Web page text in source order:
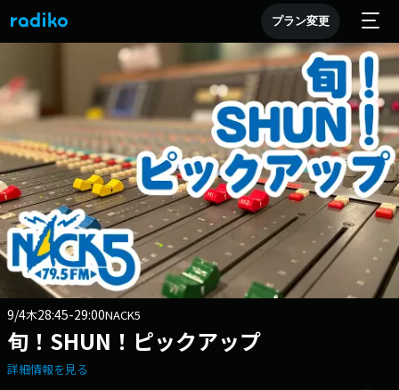
プラン変更
9/4木28:45-29:00NACK5
旬！SHUN！ピックアップ
詳細情報を見る